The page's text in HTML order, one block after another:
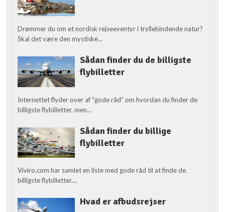
Drømmer du om et nordisk rejseeventyr i tryllebindende natur?
Skal det være den mystiske...
Sådan finder du de billigste
flybilletter
Internettet flyder over af “gode råd” om hvordan du finder de
billigste flybilletter, men...
Sådan finder du billige
flybilletter
Viviro.com har samlet en liste med gode råd til at finde de
billigste flybilletter....
Hvad er afbudsrejser